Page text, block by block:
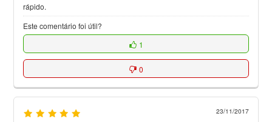
rápido.
Este comentário foi útil?
1
0
23/11/2017